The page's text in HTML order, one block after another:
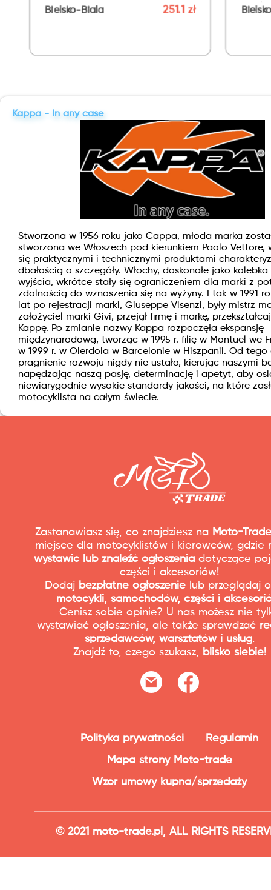
251.1 zł 125/300
Bielsko-Biala
Kappa - In any case
Stworzona w 1956 roku jako Cappa, młoda marka
stworzona we Włoszech pod kierunkiem Paolo Vettore,
się praktycznymi i technicznymi produktami
dbałością o szczegóły. Włochy, doskonałe jako
wyjścia, wkrótce stały się ograniczeniem dla marki z
zdolnością do wznoszenia się na wyżyny. I tak w 1991
lat po rejestracji marki, Giuseppe Visenzi, były mistrz
założyciel marki Givi, przejął firmę i markę,
Kappę. Po zmianie nazwy Kappa rozpoczęła ekspansję
międzynarodową, tworząc w 1995 r. filię w Montuel we
w 1999 r. w Olerdola w Barcelonie w Hiszpanii. Od tego
pragnienie rozwoju nigdy nie ustało, kierując naszymi
napędzając naszą pasję, determinację i apetyt, aby
niewiarygodnie wysokie standardy jakości, na które
motocyklista na całym świecie.
Zastanawiasz się, co znajdziesz na Moto-
miejsce dla motocyklistów i kierowców, gdzie
wystawić lub znaleźć ogłoszenia dotyczące
części i akcesoriów!
Dodaj bezpłatne ogłoszenielub przeglądaj
motocykli, samochodów, części i
Cenisz sobie opinie? U nas możesz nie
wystawiać ogłoszenia, ale także sprawdzać
sprzedawców, warsztatów i usług.
Znajdź to, czego szukasz, blisko siebie!
Polityka prywatności
Regulamin
Mapa strony Moto-trade
Wzór umowy kupna/sprzedaży
© 2021 moto-trade.pl, ALL RIGHTS